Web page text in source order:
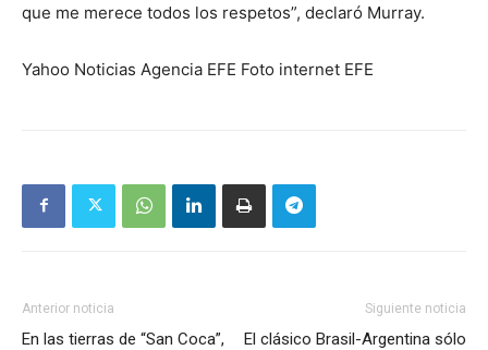
que me merece todos los respetos”, declaró Murray.
Yahoo Noticias Agencia EFE Foto internet EFE
Anterior noticia
En las tierras de “San Coca”,
Siguiente noticia
El clásico Brasil-Argentina sólo